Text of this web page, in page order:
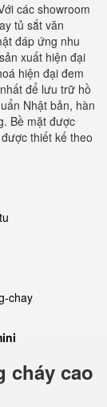
các showroom
tủ sắt văn
đáp ứng nhu
xuất hiện đại
hiện đại đem
để lưu trữ hồ
Nhật bản, hàn
Bề mặt được
thiết kế theo
chay
cháy cao